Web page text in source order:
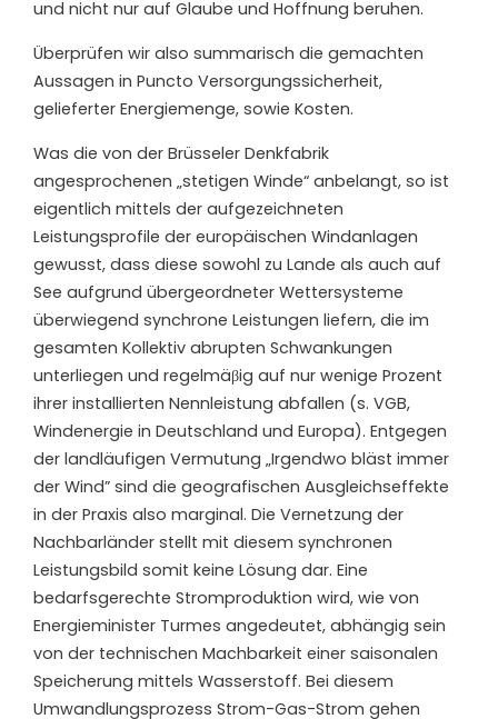
und nicht nur auf Glaube und Hoffnung beruhen.
Überprüfen wir also summarisch die gemachten
Aussagen in Puncto Versorgungssicherheit,
gelieferter Energiemenge, sowie Kosten.
Was die von der Brüsseler Denkfabrik
angesprochenen „stetigen Winde“ anbelangt, so ist
eigentlich mittels der aufgezeichneten
Leistungsprofile der europäischen Windanlagen
gewusst, dass diese sowohl zu Lande als auch auf
See aufgrund übergeordneter Wettersysteme
überwiegend synchrone Leistungen liefern, die im
gesamten Kollektiv abrupten Schwankungen
unterliegen und regelmäβig auf nur wenige Prozent
ihrer installierten Nennleistung abfallen (s. VGB,
Windenergie in Deutschland und Europa). Entgegen
der landläufigen Vermutung „Irgendwo bläst immer
der Wind” sind die geografischen Ausgleichseffekte
in der Praxis also marginal. Die Vernetzung der
Nachbarländer stellt mit diesem synchronen
Leistungsbild somit keine Lösung dar. Eine
bedarfsgerechte Stromproduktion wird, wie von
Energieminister Turmes angedeutet, abhängig sein
von der technischen Machbarkeit einer saisonalen
Speicherung mittels Wasserstoff. Bei diesem
Umwandlungsprozess Strom-Gas-Strom gehen